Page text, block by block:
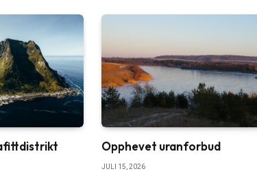
Opphevet uranforbud
JULI 15, 2026